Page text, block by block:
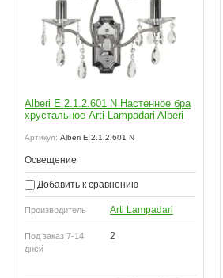
Alberi E 2.1.2.601 N Настенное бра
хрустальное Arti Lampadari Alberi
Артикул: Alberi E 2.1.2.601 N
Освещение
Добавить к сравнению
Производитель Arti Lampadari
Под заказ 7-14
дней
2